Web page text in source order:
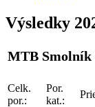
Výsledky
MTB Smolník
Celk.
por.:
Por.
kat.: